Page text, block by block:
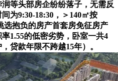
等头部房企纷纷落子，无需反
为9:30-18:30，＞140㎡按
选抱负的房产首套房免征房产
1.55的低密劣势，卧室一共4
贷款年限不跨越15年）。